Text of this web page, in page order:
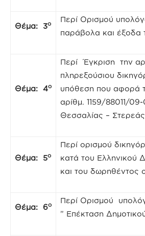
Θέμα: 3ο
Περί Ορισμού
παράβολα και έξοδα
Θέμα: 4ο
Περί Έγκριση την
πληρεξούσιου
υπόθεση που αφορά
αρίθμ. 1159/88011/
Θεσσαλίας –
Θέμα: 5ο
Περί ορισμού
κατά του Ελληνικού
και του δωρηθέντος
Θέμα: 6ο
Περί Ορισμού
” Επέκταση